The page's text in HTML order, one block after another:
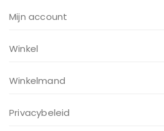
Mijn account
Winkel
Winkelmand
Privacybeleid